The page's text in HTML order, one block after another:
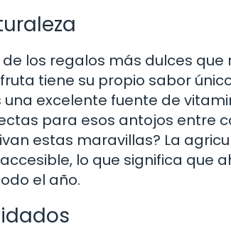
los regalos más dulces
tiene su propio sabor
excelente fuente de
para esos antojos entre
estas maravillas? La
lo que significa que
el año.